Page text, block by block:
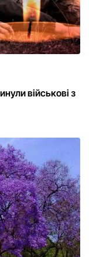
військові з